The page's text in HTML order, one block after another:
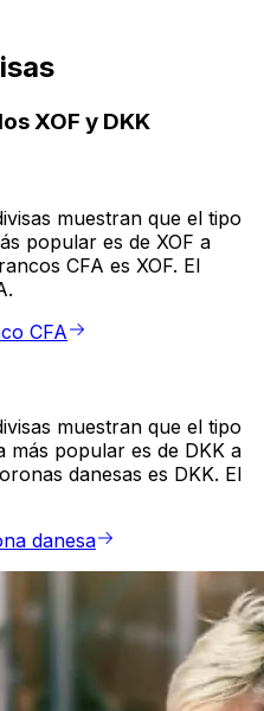
XOF y DKK
muestran que el tipo
popular es de XOF a
CFA es XOF. El
CFA
muestran que el tipo
más popular es de DKK a
danesas es DKK. El
danesa